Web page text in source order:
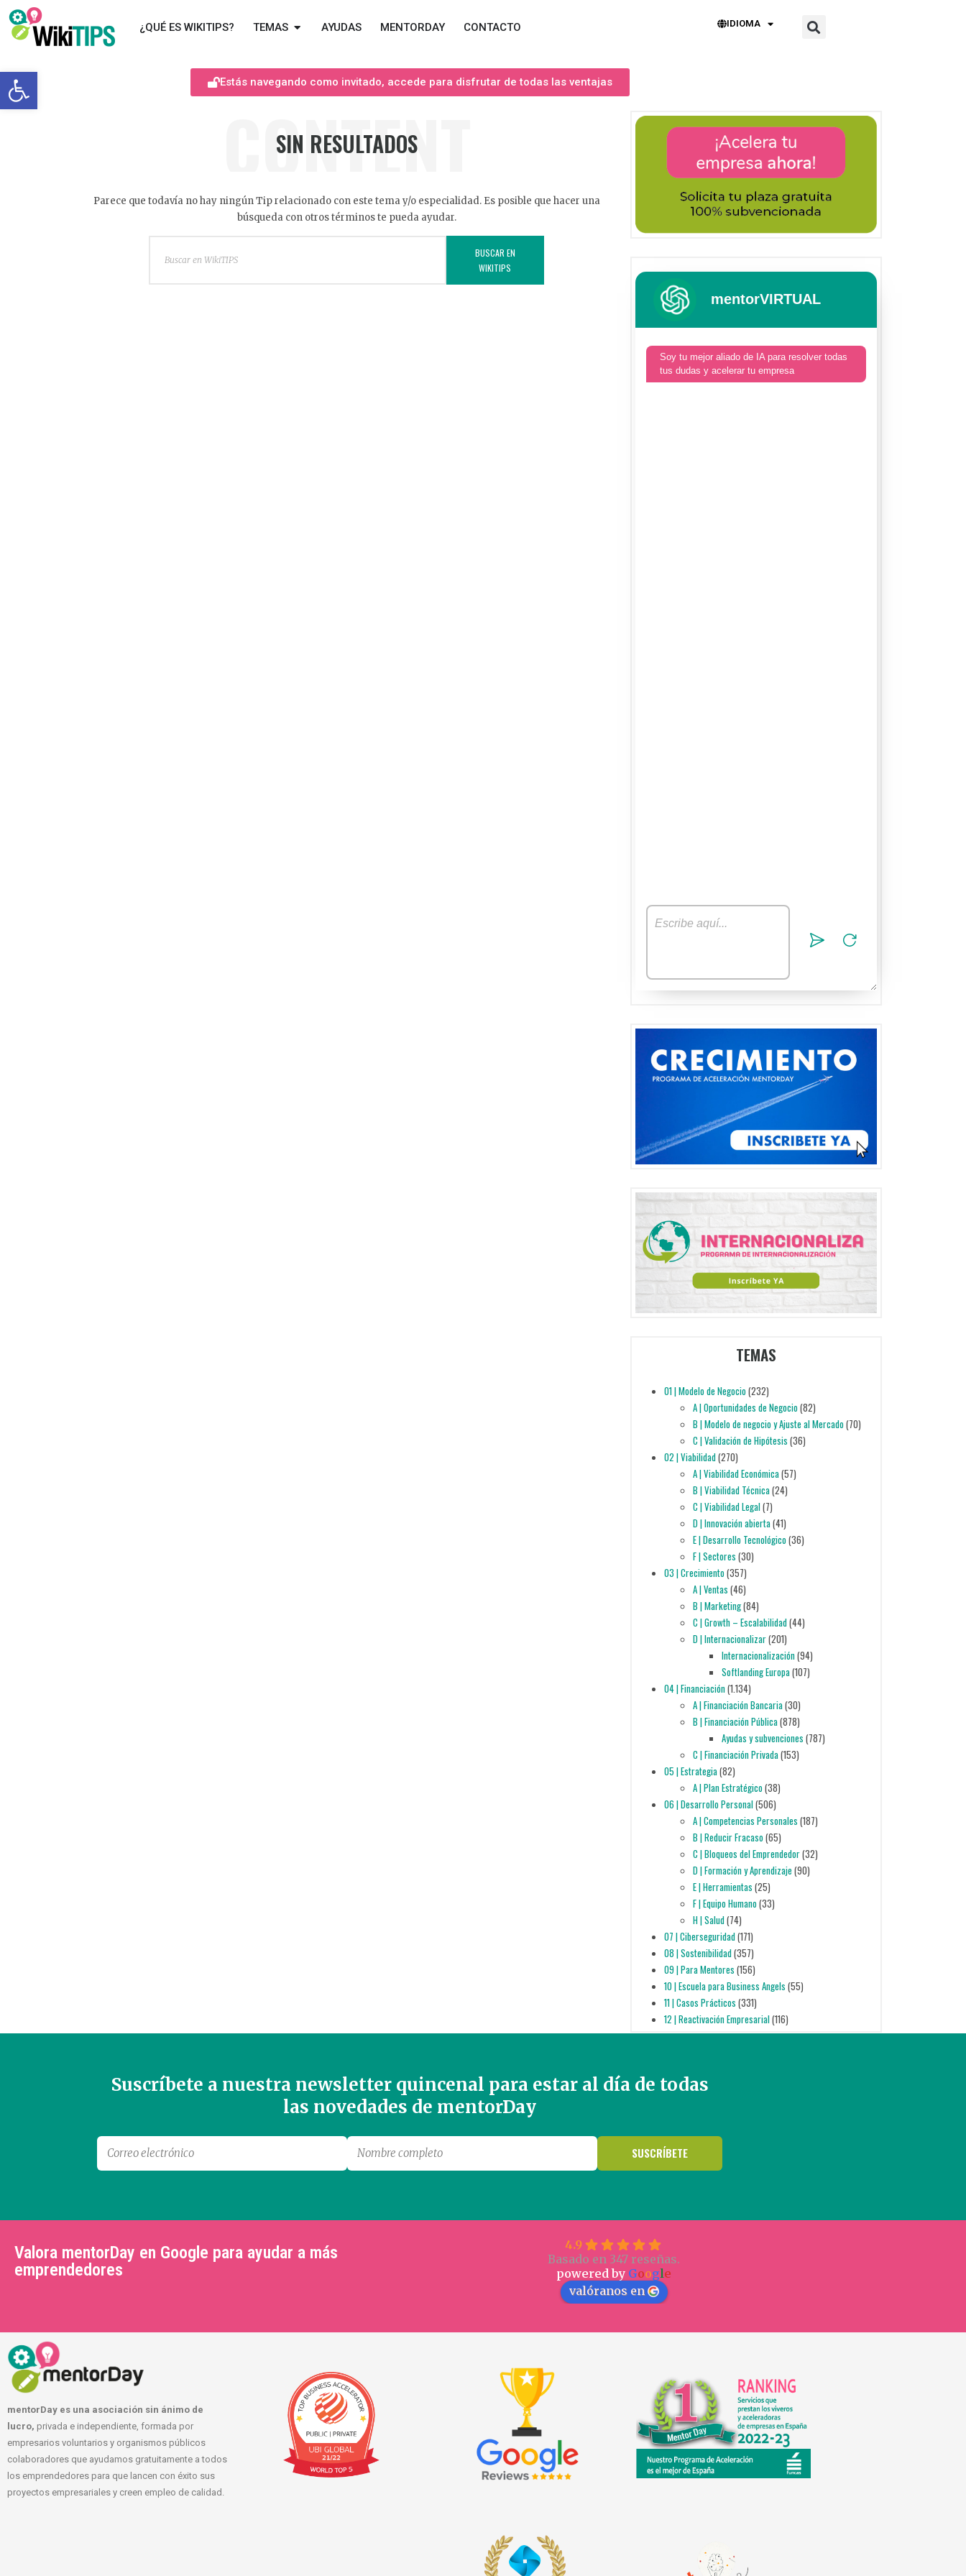
Abrir barra de herramientas
¿QUÉ ES WIKITIPS? TEMAS AYUDAS MENTORDAY CONTACTO IDIOMA
Estás navegando como invitado, accede para disfrutar de todas las ventajas
CONTENT
SIN RESULTADOS
Parece que todavía no hay ningún Tip relacionado con este tema y/o especialidad. Es posible que hacer una
búsqueda con otros términos te pueda ayudar.
BUSCAR EN
WIKITIPS
mentorVIRTUAL
Soy tu mejor aliado de IA para resolver todas
tus dudas y acelerar tu empresa
TEMAS
01 | Modelo de Negocio(232)
A | Oportunidades de Negocio(82)
B | Modelo de negocio y Ajuste al Mercado(70)
C | Validación de Hipótesis (36)
02 | Viabilidad(270)
A | Viabilidad Económica(57)
B | Viabilidad Técnica(24)
C | Viabilidad Legal(7)
D | Innovación abierta(41)
E | Desarrollo Tecnológico(36)
F | Sectores (30)
03 | Crecimiento(357)
A | Ventas (46)
B | Marketing(84)
C | Growth – Escalabilidad(44)
D | Internacionalizar(201)
Internacionalización(94)
Softlanding Europa(107)
04 | Financiación(1.134)
A | Financiación Bancaria(30)
B | Financiación Pública(878)
Ayudas y subvenciones (787)
C | Financiación Privada(153)
05 | Estrategia(82)
A | Plan Estratégico(38)
06 | Desarrollo Personal(506)
A | Competencias Personales (187)
B | Reducir Fracaso(65)
C | Bloqueos del Emprendedor(32)
D | Formación y Aprendizaje (90)
E | Herramientas (25)
F | Equipo Humano(33)
H | Salud(74)
07 | Ciberseguridad(171)
08 | Sostenibilidad(357)
09 | Para Mentores (156)
10 | Escuela para Business Angels (55)
11 | Casos Prácticos (331)
12 | Reactivación Empresarial(116)
Suscríbete a nuestra newsletter quincenal para estar al día de todas
las novedades de mentorDay
Valora mentorDay en Google para ayudar a más
emprendedores
4.9
Basado en 347 reseñas.
powered by Google
valóranos en
mentorDay es una asociación sin ánimo de
lucro, privada e independiente, formada por
empresarios voluntarios y organismos públicos
colaboradores que ayudamos gratuitamente a todos
los emprendedores para que lancen con éxito sus
proyectos empresariales y creen empleo de calidad.